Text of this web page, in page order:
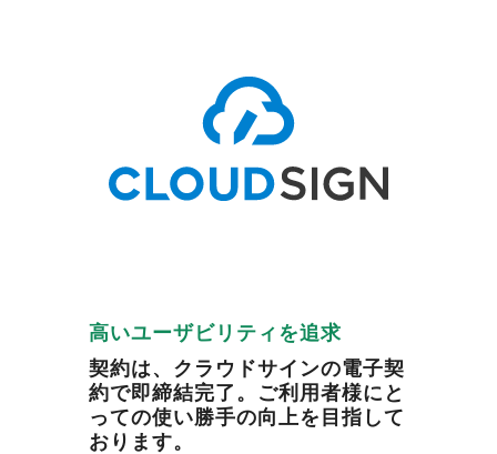
高いユーザビリティを追求
契約は、クラウドサインの電子契
約で即締結完了。ご利用者様にと
っての使い勝手の向上を目指して
おります。